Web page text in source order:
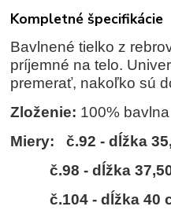
Kompletné špecifikácie
Bavlnené tielko z
príjemné na telo.
premerať, nakoľko sú
Zloženie: 100% bavlna
Miery: č.92 -dĺžka
č.98 -dĺžka
č.104 -dĺžka 40